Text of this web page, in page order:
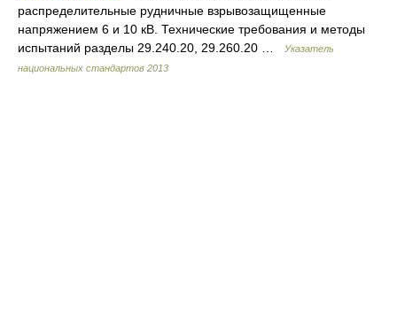
распределительные рудничные взрывозащищенные
напряжением 6 и 10 кВ. Технические требования и методы
испытаний разделы 29.240.20, 29.260.20 …
Указатель
национальных стандартов 2013